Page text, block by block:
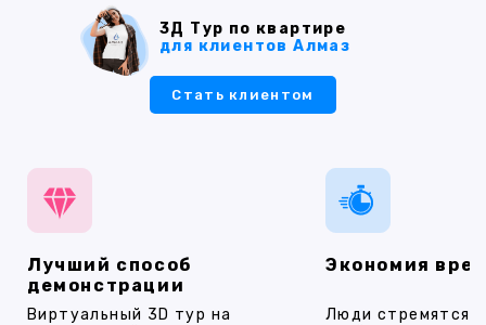
3Д Тур по квартире
для клиентов Алмаз
Стать клиентом
Лучший способ
демонстрации
Виртуальный 3D тур на
Экономия
Люди стремятся